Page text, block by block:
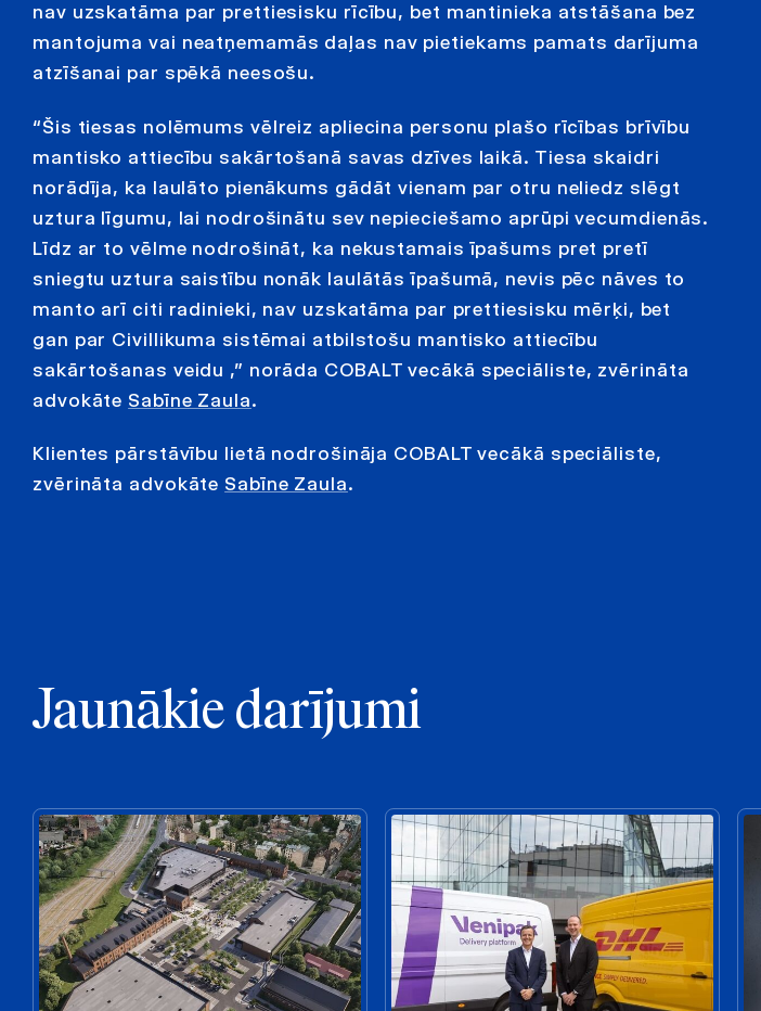
nav uzskatāma par prettiesisku rīcību, bet mantinieka atstāšana bez
mantojuma vai neatņemamās daļas nav pietiekams pamats darījuma
atzīšanai par spēkā neesošu.
“Šis tiesas nolēmums vēlreiz apliecina personu plašo rīcības brīvību
mantisko attiecību sakārtošanā savas dzīves laikā. Tiesa skaidri
norādīja, ka laulāto pienākums gādāt vienam par otru neliedz slēgt
uztura līgumu, lai nodrošinātu sev nepieciešamo aprūpi vecumdienās.
Līdz ar to vēlme nodrošināt, ka nekustamais īpašums pret pretī
sniegtu uztura saistību nonāk laulātās īpašumā, nevis pēc nāves to
manto arī citi radinieki, nav uzskatāma par prettiesisku mērķi, bet
gan par Civillikuma sistēmai atbilstošu mantisko attiecību
sakārtošanas veidu ,” norāda COBALT vecākā speciāliste, zvērināta
advokāte Sabīne Zaula.
Klientes pārstāvību lietā nodrošināja COBALT vecākā speciāliste,
zvērināta advokāte Sabīne Zaula.
Jaunākie darījumi